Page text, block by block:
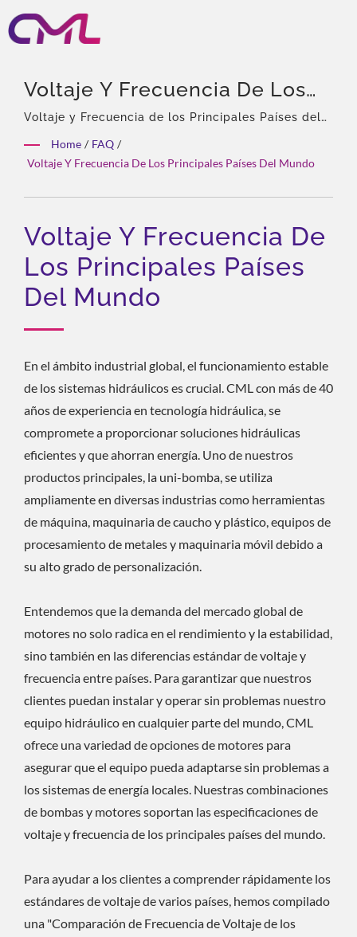
Voltaje Y Frecuencia De Los
Principales Países Del Mundo |
Bombas Y Válvulas
Hidráulicas Galardonadas –
CML: Certificado, Confiable Y
Comprobado A Nivel Mundial
Voltaje y Frecuencia de los Principales Países del
Home / FAQ /
Voltaje Y Frecuencia De Los Principales Países Del Mundo
Voltaje Y Frecuencia De
Los Principales Países
Del Mundo
En el ámbito industrial global, el funcionamiento estable
de los sistemas hidráulicos es crucial. CML con más de 40
años de experiencia en tecnología hidráulica, se
compromete a proporcionar soluciones hidráulicas
eficientes y que ahorran energía. Uno de nuestros
productos principales, la uni-bomba, se utiliza
ampliamente en diversas industrias como herramientas
de máquina, maquinaria de caucho y plástico, equipos de
procesamiento de metales y maquinaria móvil debido a
su alto grado de personalización.
Entendemos que la demanda del mercado global de
motores no solo radica en el rendimiento y la estabilidad,
sino también en las diferencias estándar de voltaje y
frecuencia entre países. Para garantizar que nuestros
clientes puedan instalar y operar sin problemas nuestro
equipo hidráulico en cualquier parte del mundo, CML
ofrece una variedad de opciones de motores para
asegurar que el equipo pueda adaptarse sin problemas a
los sistemas de energía locales. Nuestras combinaciones
de bombas y motores soportan las especificaciones de
voltaje y frecuencia de los principales países del mundo.
Para ayudar a los clientes a comprender rápidamente los
estándares de voltaje de varios países, hemos compilado
una "Comparación de Frecuencia de Voltaje de los